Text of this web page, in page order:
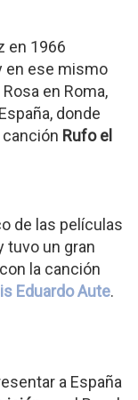
en 1966
en ese mismo
en Roma,
donde
Rufo el
de las películas
tuvo un gran
la canción
Eduardo Aute.
a España